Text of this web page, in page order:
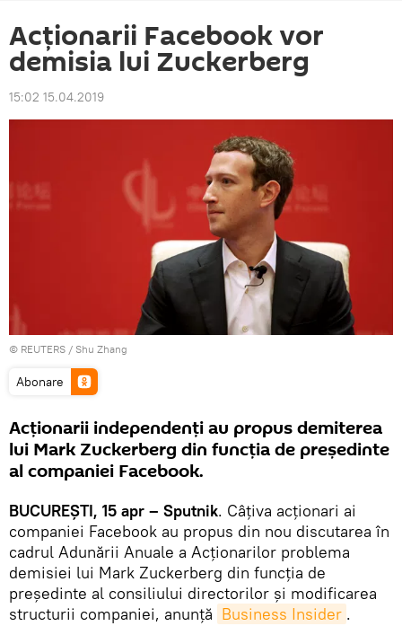
Acționarii Facebook vor
demisia lui Zuckerberg
15:02 15.04.2019
© REUTERS / Shu Zhang
Abonare
Acționarii independenți au propus demiterea
lui Mark Zuckerberg din funcția de președinte
al companiei Facebook.
BUCUREȘTI, 15 apr – Sputnik. Câțiva acționari ai
companiei Facebook au propus din nou discutarea în
cadrul Adunării Anuale a Acționarilor problema
demisiei lui Mark Zuckerberg din funcția de
președinte al consiliului directorilor și modificarea
structurii companiei, anunță Business Insider .